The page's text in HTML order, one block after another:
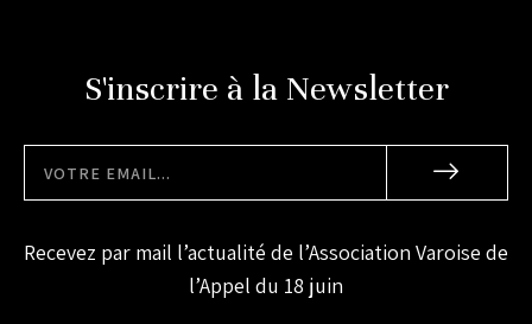
S'inscrire à la Newsletter
Recevez par mail l’actualité de l’Association Varoise de
l’Appel du 18 juin